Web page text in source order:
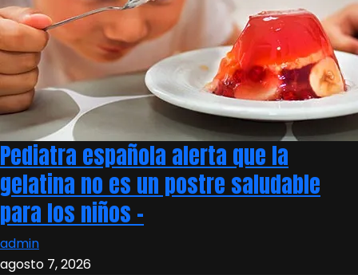
Pediatra española alerta que la
gelatina no es un postre saludable
para los niños –
admin
agosto 7, 2026